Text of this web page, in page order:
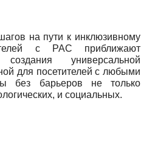
на пути к инклюзивному
с РАС приближают
универсальной
для посетителей с любыми
без барьеров не только
и социальных.